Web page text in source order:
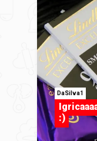
DaSilva1
:)